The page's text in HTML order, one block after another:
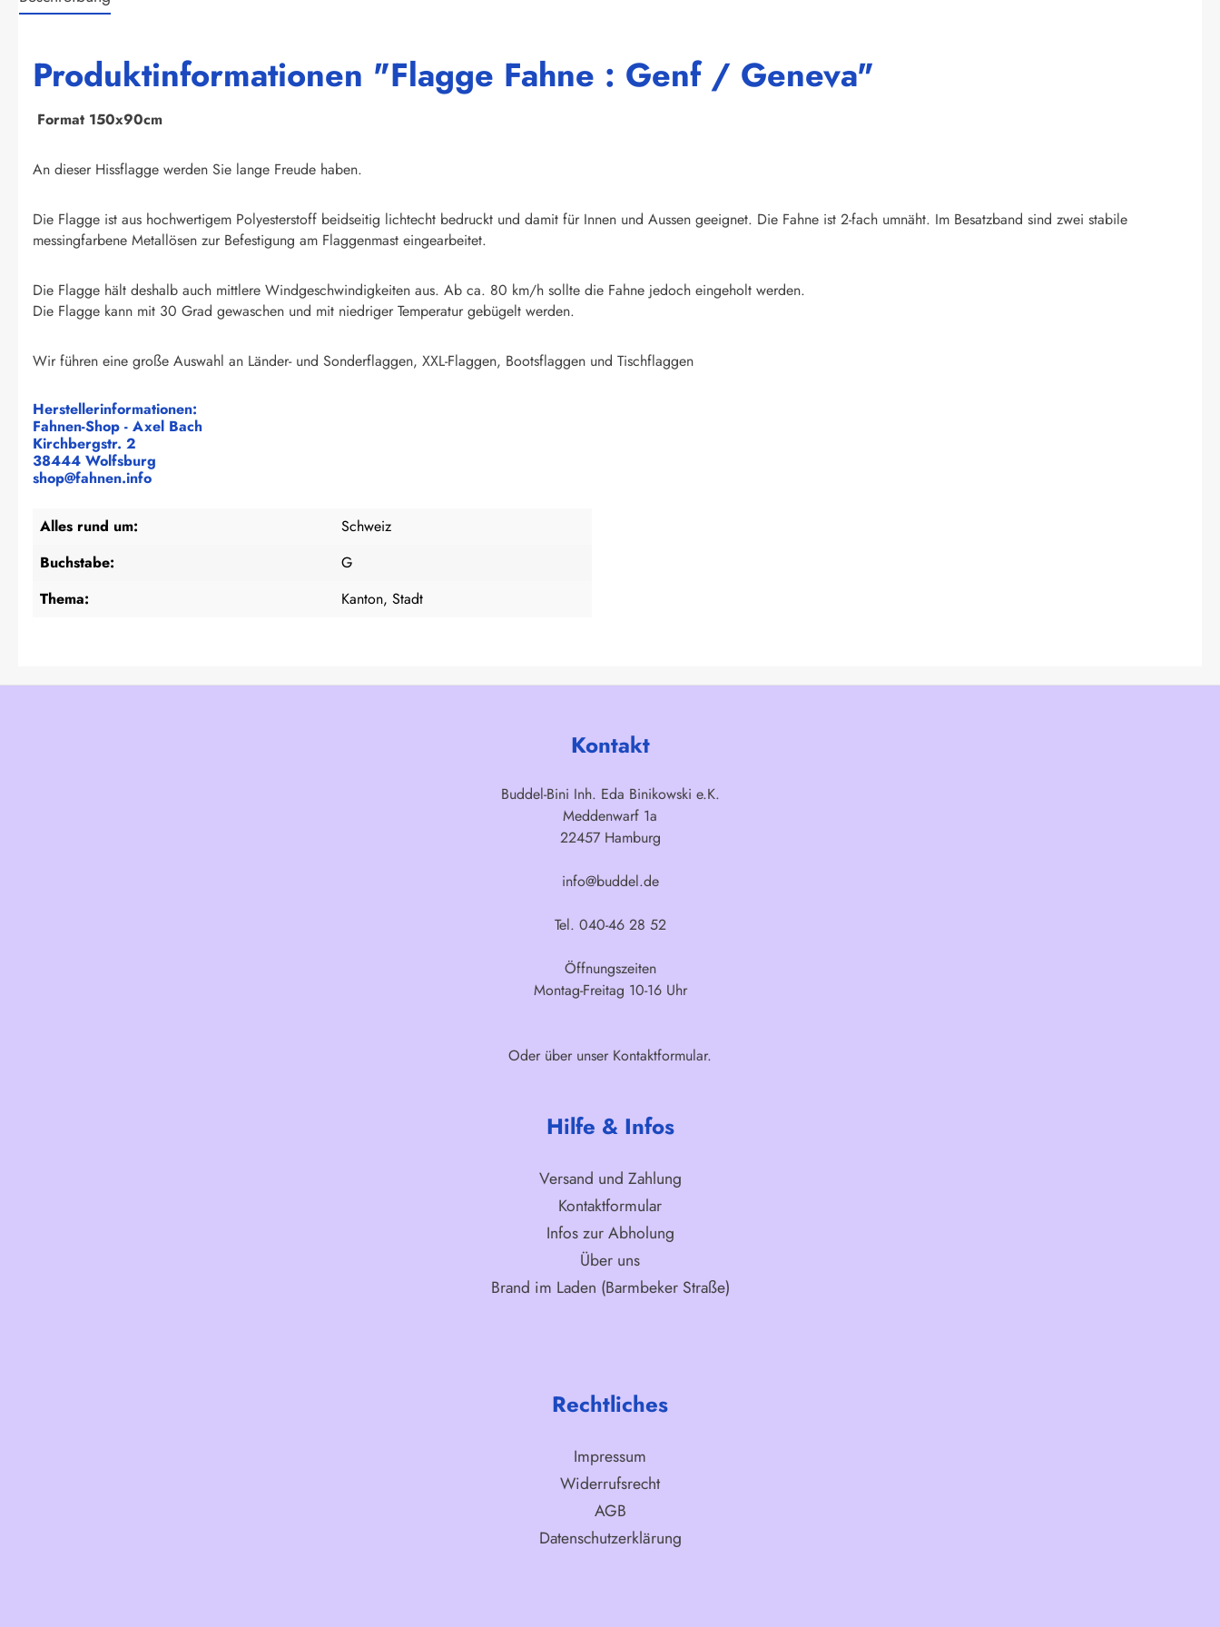
Produktinformationen "Flagge Fahne : Genf / Geneva"
Format 150x90cm
An dieser Hissflagge werden Sie lange Freude haben.
Die Flagge ist aus hochwertigem Polyesterstoff beidseitig lichtecht bedruckt und damit für Innen und Aussen geeignet. Die Fahne ist 2-fach umnäht. Im Besatzband sind zwei stabile
messingfarbene Metallösen zur Befestigung am Flaggenmast eingearbeitet.
Die Flagge hält deshalb auch mittlere Windgeschwindigkeiten aus. Ab ca. 80 km/h sollte die Fahne jedoch eingeholt werden.
Die Flagge kann mit 30 Grad gewaschen und mit niedriger Temperatur gebügelt werden.
Wir führen eine große Auswahl an Länder- und Sonderflaggen, XXL-Flaggen, Bootsflaggen und Tischflaggen
Herstellerinformationen:
Fahnen-Shop - Axel Bach
Kirchbergstr. 2
38444 Wolfsburg
shop@fahnen.info
Alles rund um:
Schweiz
Buchstabe:
G
Thema:
Kanton, Stadt
Kontakt
Buddel-Bini Inh. Eda Binikowski e.K.
Meddenwarf 1a
22457 Hamburg
info@buddel.de
Tel. 040-46 28 52
Öffnungszeiten
Montag-Freitag 10-16 Uhr
Oder über unser Kontaktformular.
Hilfe & Infos
Versand und Zahlung
Kontaktformular
Infos zur Abholung
Über uns
Brand im Laden (Barmbeker Straße)
Rechtliches
Impressum
Widerrufsrecht
AGB
Datenschutzerklärung